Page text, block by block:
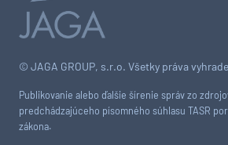
© JAGA GROUP, s.r.o. Všetky práva
Publikovanie alebo ďalšie šírenie správ zo
predchádzajúceho písomného súhlasu TASR
zákona.